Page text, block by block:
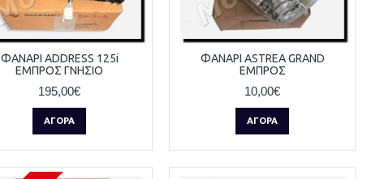
ΦΑΝΑΡΙ ADDRESS 125i
ΕΜΠΡΟΣ ΓΝΗΣΙΟ
195,00€
ΑΓΟΡΆ
ΦΑΝΑΡΙ ASTREA GRAND
ΕΜΠΡΟΣ
10,00€
ΑΓΟΡΆ